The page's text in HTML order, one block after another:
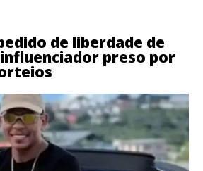
de liberdade de
preso por